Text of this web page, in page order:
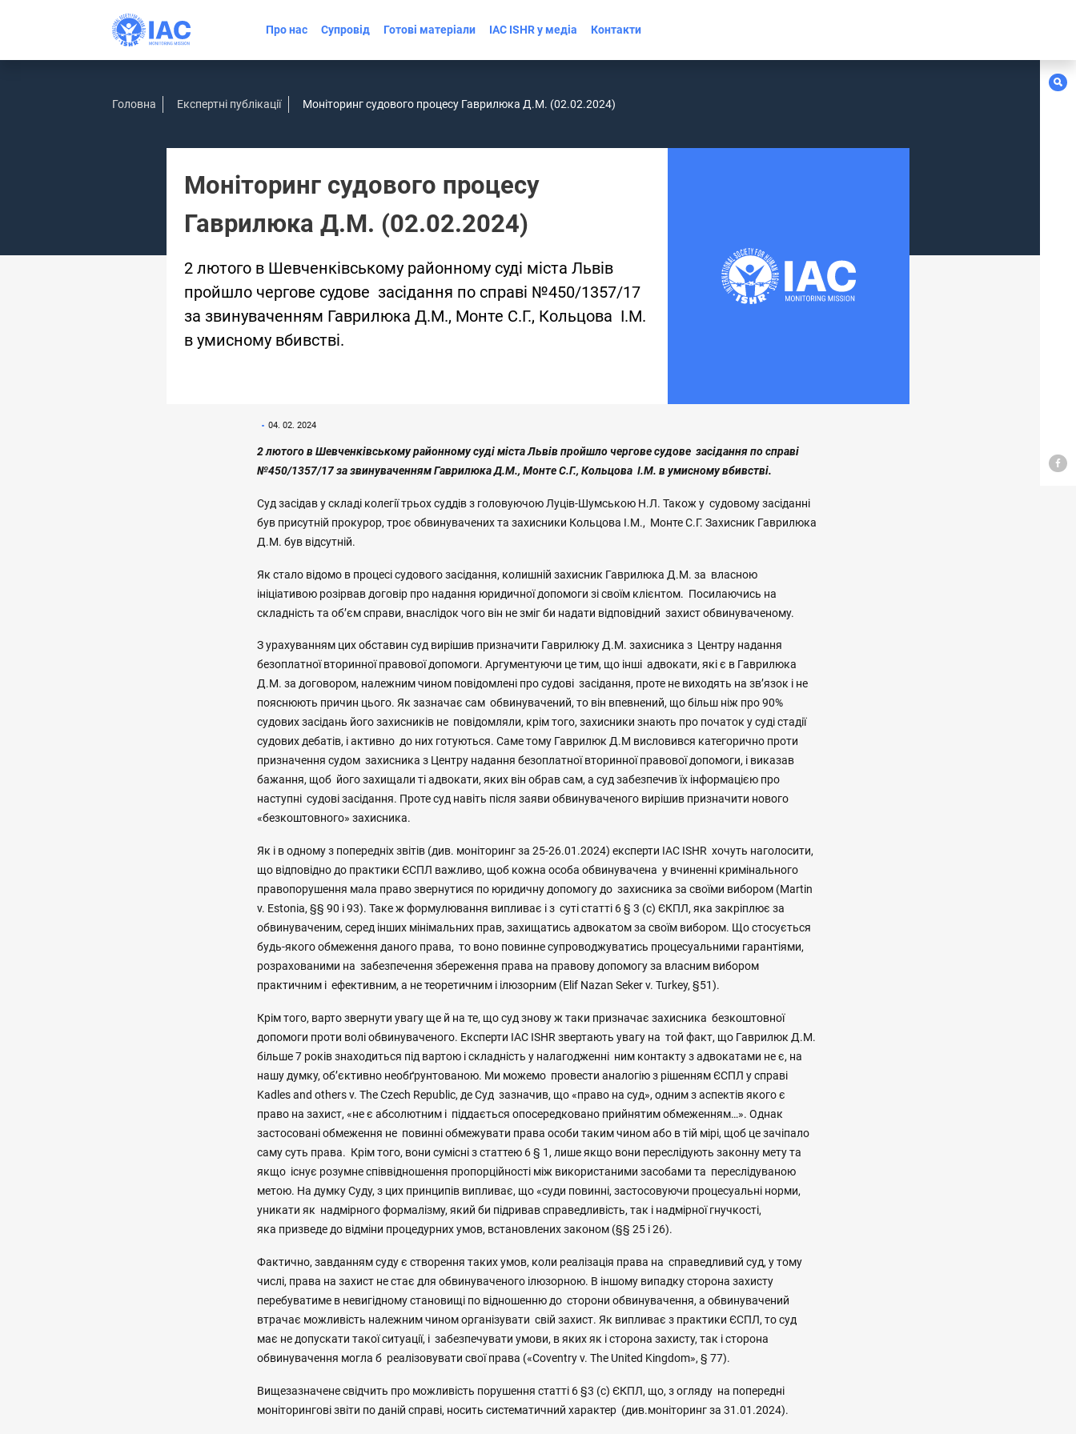
Про нас Супровід Готові матеріали IAC ISHR у медіа Контакти
Головна Експертні публікації Моніторинг судового процесу Гаврилюка Д.М. (02.02.2024)
Моніторинг судового процесу
Гаврилюка Д.М. (02.02.2024)
2 лютого в Шевченківському районному суді міста Львів
пройшло чергове судове засідання по справі №450/1357/17
за звинуваченням Гаврилюка Д.М., Монте С.Г., Кольцова І.М.
в умисному вбивстві.
04. 02. 2024
2 лютого в Шевченківському районному суді міста Львів пройшло чергове судове засідання по справі
№450/1357/17 за звинуваченням Гаврилюка Д.М., Монте С.Г., Кольцова І.М. в умисному вбивстві.
Суд засідав у складі колегії трьох суддів з головуючою Луців-Шумською Н.Л. Також у судовому засіданні
був присутній прокурор, троє обвинувачених та захисники Кольцова І.М., Монте С.Г. Захисник Гаврилюка
Д.М. був відсутній.
Як стало відомо в процесі судового засідання, колишній захисник Гаврилюка Д.М. за власною
ініціативою розірвав договір про надання юридичної допомоги зі своїм клієнтом. Посилаючись на
складність та об’єм справи, внаслідок чого він не зміг би надати відповідний захист обвинуваченому.
З урахуванням цих обставин суд вирішив призначити Гаврилюку Д.М. захисника з Центру надання
безоплатної вторинної правової допомоги. Аргументуючи це тим, що інші адвокати, які є в Гаврилюка
Д.М. за договором, належним чином повідомлені про судові засідання, проте не виходять на звʼязок і не
пояснюють причин цього. Як зазначає сам обвинувачений, то він впевнений, що більш ніж про 90%
судових засідань його захисників не повідомляли, крім того, захисники знають про початок у суді стадії
судових дебатів, і активно до них готуються. Саме тому Гаврилюк Д.М висловився категорично проти
призначення судом захисника з Центру надання безоплатної вторинної правової допомоги, і виказав
бажання, щоб його захищали ті адвокати, яких він обрав сам, а суд забезпечив їх інформацією про
наступні судові засідання. Проте суд навіть після заяви обвинуваченого вирішив призначити нового
«безкоштовного» захисника.
Як і в одному з попередніх звітів (див. моніторинг за 25-26.01.2024) експерти IAC ISHR хочуть наголосити,
що відповідно до практики ЄСПЛ важливо, щоб кожна особа обвинувачена у вчиненні кримінального
правопорушення мала право звернутися по юридичну допомогу до захисника за своїми вибором (Martin
v. Estonia, §§ 90 і 93). Таке ж формулювання випливає і з суті статті 6 § 3 (с) ЄКПЛ, яка закріплює за
обвинуваченим, серед інших мінімальних прав, захищатись адвокатом за своїм вибором. Що стосується
будь-якого обмеження даного права, то воно повинне супроводжуватись процесуальними гарантіями,
розрахованими на забезпечення збереження права на правову допомогу за власним вибором
практичним і ефективним, а не теоретичним і ілюзорним (Elif Nazan Seker v. Turkey, §51).
Крім того, варто звернути увагу ще й на те, що суд знову ж таки призначає захисника безкоштовної
допомоги проти волі обвинуваченого. Експерти IAC ISHR звертають увагу на той факт, що Гаврилюк Д.М.
більше 7 років знаходиться під вартою і складність у налагодженні ним контакту з адвокатами не є, на
нашу думку, об’єктивно необґрунтованою. Ми можемо провести аналогію з рішенням ЄСПЛ у справі
Kadles and others v. The Czech Republic, де Суд зазначив, що «право на суд», одним з аспектів якого є
право на захист, «не є абсолютним і піддається опосередковано прийнятим обмеженням…». Однак
застосовані обмеження не повинні обмежувати права особи таким чином або в тій мірі, щоб це зачіпало
саму суть права. Крім того, вони сумісні з статтею 6 § 1, лише якщо вони переслідують законну мету та
якщо існує розумне співвідношення пропорційності між використаними засобами та переслідуваною
метою. На думку Суду, з цих принципів випливає, що «суди повинні, застосовуючи процесуальні норми,
уникати як надмірного формалізму, який би підривав справедливість, так і надмірної гнучкості,
яка призведе до відміни процедурних умов, встановлених законом (§§ 25 і 26).
Фактично, завданням суду є створення таких умов, коли реалізація права на справедливий суд, у тому
числі, права на захист не стає для обвинуваченого ілюзорною. В іншому випадку сторона захисту
перебуватиме в невигідному становищі по відношенню до сторони обвинувачення, а обвинувачений
втрачає можливість належним чином організувати свій захист. Як випливає з практики ЄСПЛ, то суд
має не допускати такої ситуації, і забезпечувати умови, в яких як і сторона захисту, так і сторона
обвинувачення могла б реалізовувати свої права («Coventry v. The United Kingdom», § 77).
Вищезазначене свідчить про можливість порушення статті 6 §3 (с) ЄКПЛ, що, з огляду на попередні
моніторингові звіти по даній справі, носить систематичний характер (див.моніторинг за 31.01.2024).